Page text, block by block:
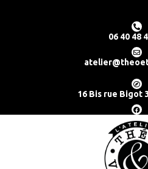
06 40 48
16 Bis rue Bigot